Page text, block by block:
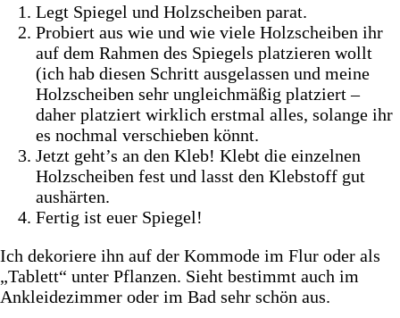
Legt Spiegel und Holzscheiben parat.
Probiert aus wie und wie viele Holzscheiben ihr
auf dem Rahmen des Spiegels platzieren wollt
(ich hab diesen Schritt ausgelassen und meine
Holzscheiben sehr ungleichmäßig platziert –
daher platziert wirklich erstmal alles, solange ihr
es nochmal verschieben könnt.
Jetzt geht’s an den Kleb! Klebt die einzelnen
Holzscheiben fest und lasst den Klebstoff gut
aushärten.
Fertig ist euer Spiegel!
Ich dekoriere ihn auf der Kommode im Flur oder als
„Tablett“ unter Pflanzen. Sieht bestimmt auch im
Ankleidezimmer oder im Bad sehr schön aus.